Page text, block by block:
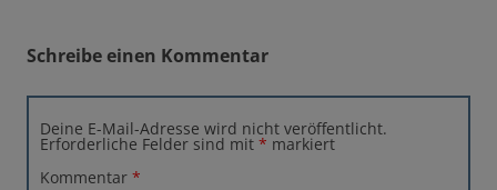
Schreibe einen Kommentar
Deine E-Mail-Adresse wird nicht veröffentlicht.
Erforderliche Felder sind mit * markiert
Kommentar *